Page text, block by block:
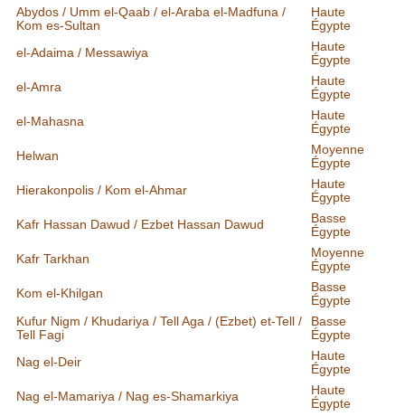
Abydos / Umm el-Qaab / el-Araba el-Madfuna /
Kom es-Sultan
Haute
Égypte
el-Adaima / Messawiya
Haute
Égypte
el-Amra
Haute
Égypte
el-Mahasna
Haute
Égypte
Helwan
Moyenne
Égypte
Hierakonpolis / Kom el-Ahmar
Haute
Égypte
Kafr Hassan Dawud / Ezbet Hassan Dawud
Basse
Égypte
Kafr Tarkhan
Moyenne
Égypte
Kom el-Khilgan
Basse
Égypte
Kufur Nigm / Khudariya / Tell Aga / (Ezbet) et-Tell /
Tell Fagi
Basse
Égypte
Nag el-Deir
Haute
Égypte
Nag el-Mamariya / Nag es-Shamarkiya
Haute
Égypte